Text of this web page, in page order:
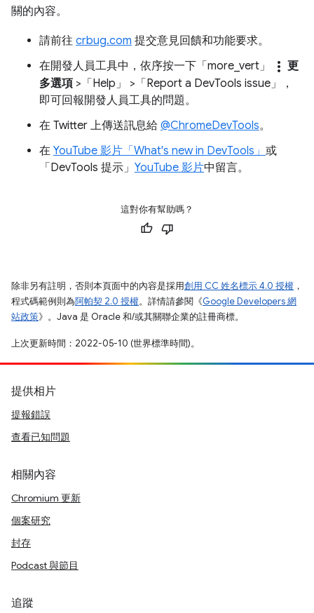
關的內容。
請前往 crbug.com 提交意見回饋和功能要求。
在開發人員工具中，依序按一下「more_vert」
more_vert 更
多選項 >「Help」 >「Report a DevTools issue」
，
即可回報開發人員工具的問題。
在 Twitter 上傳送訊息給 @ChromeDevTools。
在 YouTube 影片「What's new in DevTools」 或
「DevTools 提示」 YouTube 影片中留言。
這對你有幫助嗎？
除非另有註明，否則本頁面中的內容是採用創用 CC 姓名標示 4.0 授權 ，
程式碼範例則為阿帕契 2.0 授權。詳情請參閱《Google Developers 網
站政策》。Java 是 Oracle 和/或其關聯企業的註冊商標。
上次更新時間：2022-05-10 (世界標準時間)。
提供相片
提報錯誤
查看已知問題
相關內容
Chromium 更新
個案研究
封存
Podcast 與節目
追蹤